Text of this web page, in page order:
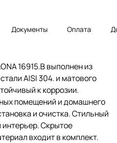
Документы Оплата
16915.B выполнен из
AISI 304. и матового
к коррозии.
помещений и домашнего
и очистка. Стильный
Скрытое
входит в комплект.